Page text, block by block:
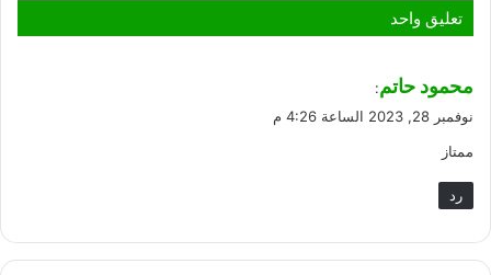
تعليق واحد
ل
محمود حاتم:
نوفمبر 28, 2023 الساعة 4:26 م
ممتاز
رد